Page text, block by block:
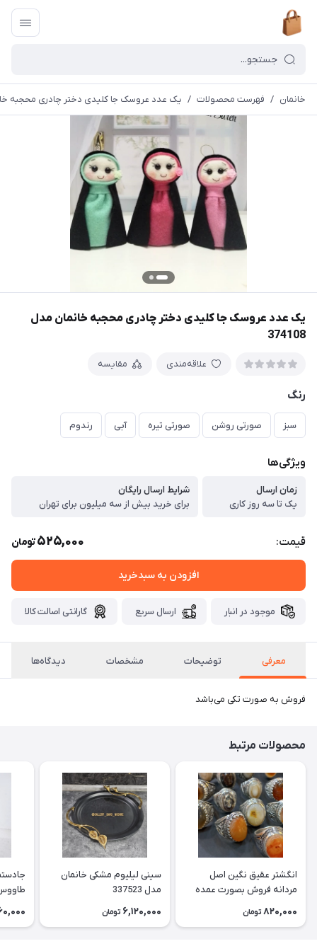
خانمان / فهرست محصولات / یک عدد عروسک جا کلیدی دختر چادری محجبه خانمان
یک عدد عروسک جا کلیدی دختر چادری محجبه خانمان مدل
374108
علاقه‌مندی مقایسه
رنگ
سبز صورتی روشن صورتی تیره آبی رندوم
ویژگی‌ها
زمان ارسال
یک تا سه روز کاری
شرایط ارسال رایگان
برای خرید بیش از سه میلیون برای تهران
قیمت: 525,000تومان
افزودن به سبدخرید
موجود در انبار ارسال سریع گارانتی اصالت کالا
معرفی توضیحات مشخصات دیدگاه‌ها
فروش به صورت تکی می‌باشد
محصولات مرتبط
انگشتر عقیق نگین اصل
مردانه فروش بصورت عمده
3عدد هست فروش بصورت
820,000 تومان
سینی لیلیوم مشکی خانمان
مدل 337523
6,120,000 تومان